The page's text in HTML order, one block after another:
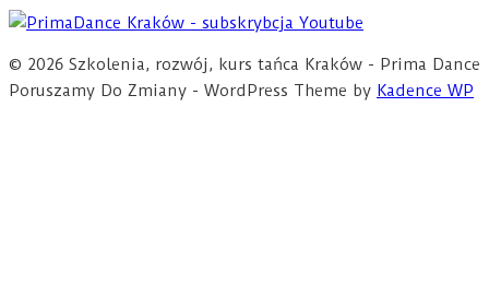
© 2026 Szkolenia, rozwój, kurs tańca Kraków - Prima Dance
Poruszamy Do Zmiany - WordPress Theme by Kadence WP